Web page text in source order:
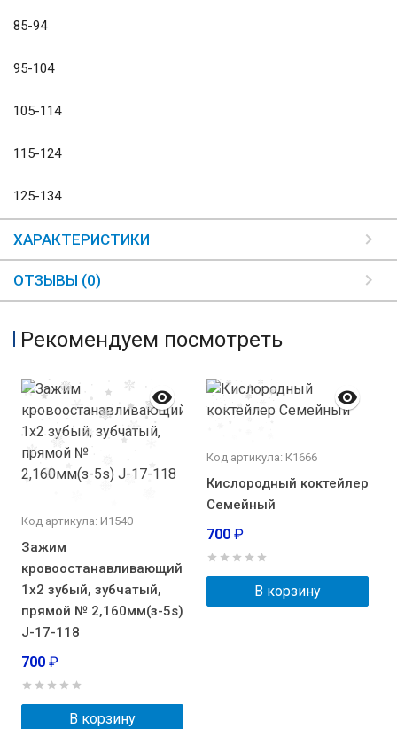
85-94
95-104
105-114
115-124
125-134
ХАРАКТЕРИСТИКИ
ОТЗЫВЫ (0)
Рекомендуем посмотреть
Код артикула: И1540
Зажим
кровоостанавливающий
1х2 зубый, зубчатый,
прямой № 2,160мм(з-5s)
J-17-118
700 ₽
В корзину
Код артикула: К1666
Кислородный коктейлер
Семейный
700 ₽
В корзину